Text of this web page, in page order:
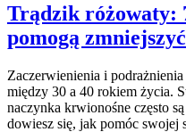
Trądzik różowaty:
pomogą
Zaczerwienienia i
między 30 a 40 rokiem życia.
naczynka krwionośne często
dowiesz się, jak pomóc swojej